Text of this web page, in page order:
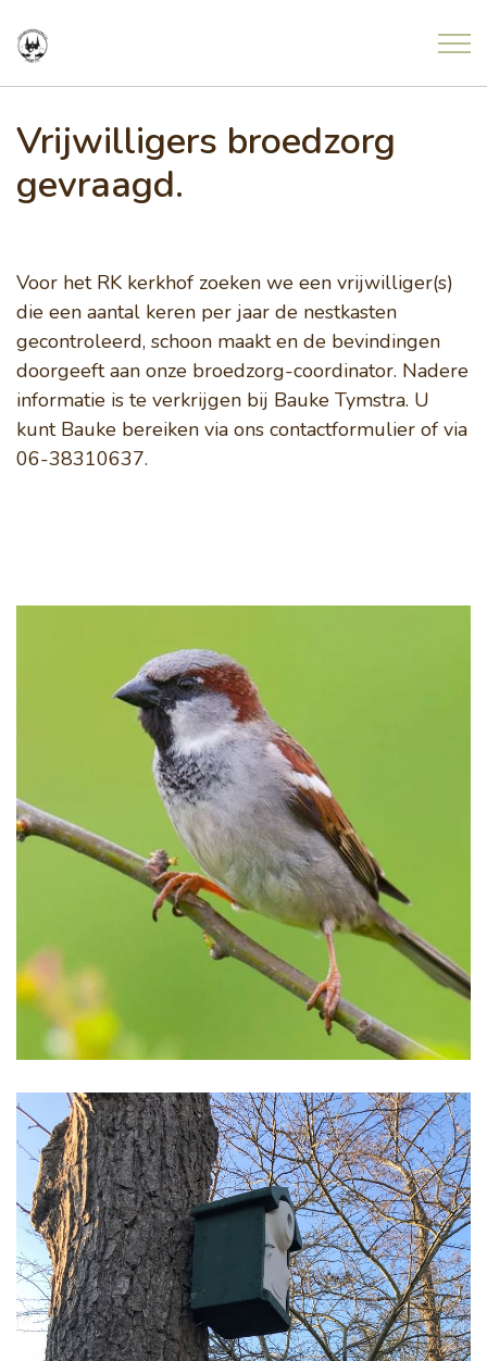
Home
Nieuws
Agenda
Project Freonen fan de Greide
Help mee
Lid worden
Vrijwilligers broedzorg
gevraagd.
Voor het RK kerkhof zoeken we een vrijwilliger(s)
die een aantal keren per jaar de nestkasten
gecontroleerd, schoon maakt en de bevindingen
doorgeeft aan onze broedzorg-coordinator. Nadere
informatie is te verkrijgen bij Bauke Tymstra. U
kunt Bauke bereiken via ons contactformulier of via
06-38310637.